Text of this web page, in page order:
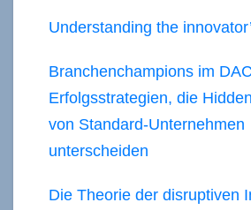
Understanding the
Branchenchampions im
Erfolgsstrategien, die
von Standard-Unternehmen
unterscheiden
Die Theorie der disruptiven